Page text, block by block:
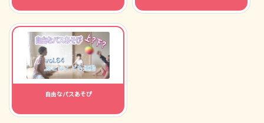
自由なパスあそび